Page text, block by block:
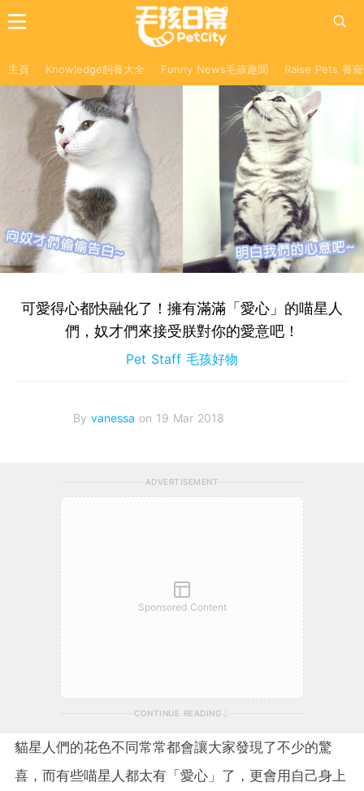
主頁 Knowledge飼養大全 Funny News毛孩趣聞 Raise Pets 養
可愛得心都快融化了！擁有滿滿「愛心」的喵星人
們，奴才們來接受朕對你的愛意吧！
Pet Staff 毛孩好物
By vanessa on 19 Mar 2018
ADVERTISEMENT
Sponsored Content
CONTINUE READING
貓星人們的花色不同常常都會讓大家發現了不少的驚
喜，而有些喵星人都太有「愛心」了，更會用自己身上